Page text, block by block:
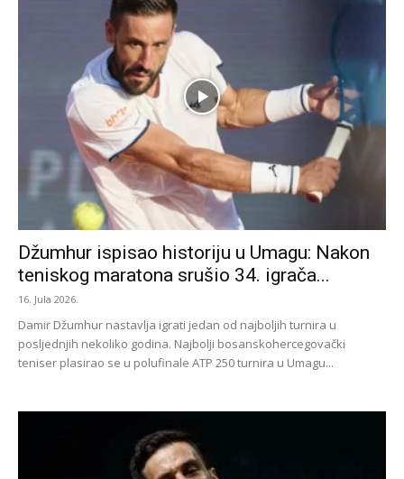
Džumhur ispisao historiju u Umagu: Nakon
teniskog maratona srušio 34. igrača...
16. Jula 2026.
Damir Džumhur nastavlja igrati jedan od najboljih turnira u
posljednjih nekoliko godina. Najbolji bosanskohercegovački
teniser plasirao se u polufinale ATP 250 turnira u Umagu...